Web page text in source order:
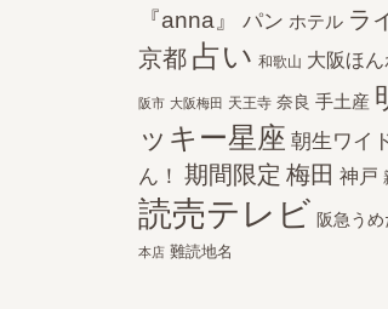
『anna』
パン ホテル ラ
京都 占い 和歌山 大阪ほ
阪市 大阪梅田 天王寺 奈良 手土産
ッキー星座 朝生ワイ
ん！ 期間限定 梅田 神戸
読売テレビ 阪急う
本店 難読地名